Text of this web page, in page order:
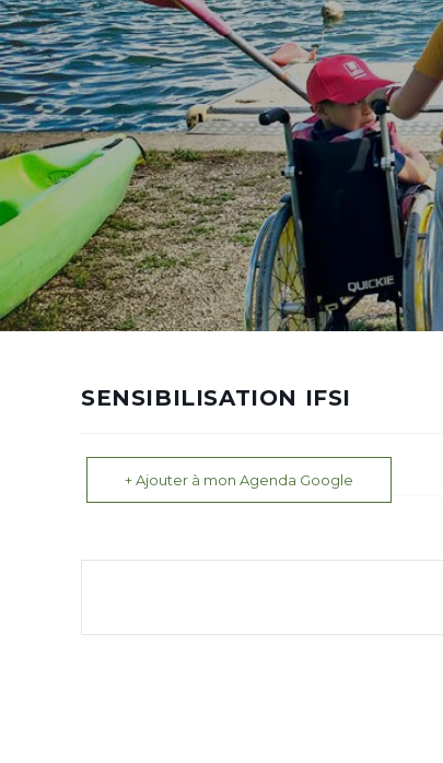
SENSIBILISATION IFSI
+ Ajouter à mon Agenda Google